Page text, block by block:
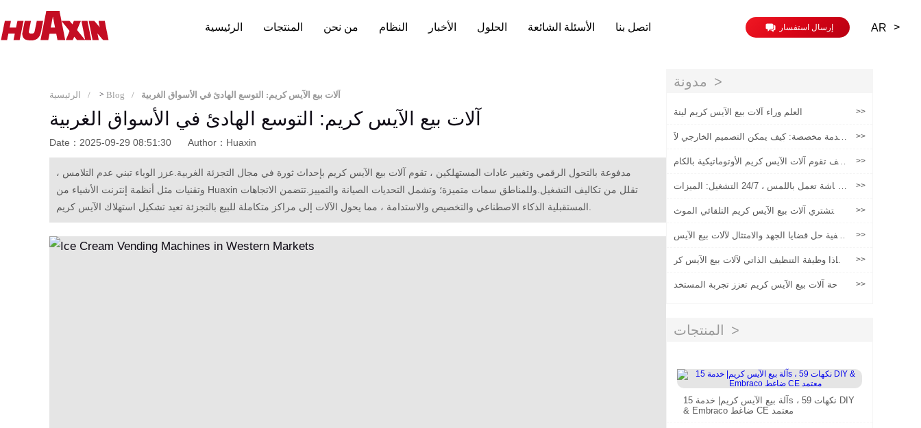
الرئيسية المنتجات من نحن النظام الأخبار الحلول الأسئلة الشائعة اتصل بنا إرسال استفسار AR >
الرئيسية > Blog آلات بيع الآيس كريم: التوسع الهادئ في الأسواق الغربية
آلات بيع الآيس كريم: التوسع الهادئ في الأسواق الغربية
Date：2025-09-29 08:51:30 Author：Huaxin
مدفوعة بالتحول الرقمي وتغيير عادات المستهلكين ، تقوم آلات بيع الآيس كريم بإحداث ثورة في مجال التجزئة الغربية.عزز الوباء تبني عدم التلامس ،
وتقنيات مثل أنظمة إنترنت الأشياء من Huaxin تقلل من تكاليف التشغيل.وللمناطق سمات متميزة؛ وتشمل التحديات الصيانة والتمييز.تتضمن الاتجاهات
مدونة
العلم وراء آلات بيع الآيس كريم لينة >>
خدمة مخصصة: كيف يمكن التصميم الخارجي لآ
>>
كيف تقوم آلات الآيس كريم الأوتوماتيكية بالكام
>>
شاشة تعمل باللمس ، 24/7 التشغيل: الميزات
س كريم
>>
أين تشتري آلات بيع الآيس كريم التلقائي الموث
>>
كيفية حل قضايا الجهد والامتثال لآلات بيع الآيس
>>
لماذا وظيفة التنظيف الذاتي لآلات بيع الآيس كر
>>
راحة آلات بيع الآيس كريم تعزز تجربة المستخد
>>
المنتجات
آلة بيع الآيس كريم| خدمة 15s ، 59 نكهات DIY
& Embraco ضاغط CE معتمد